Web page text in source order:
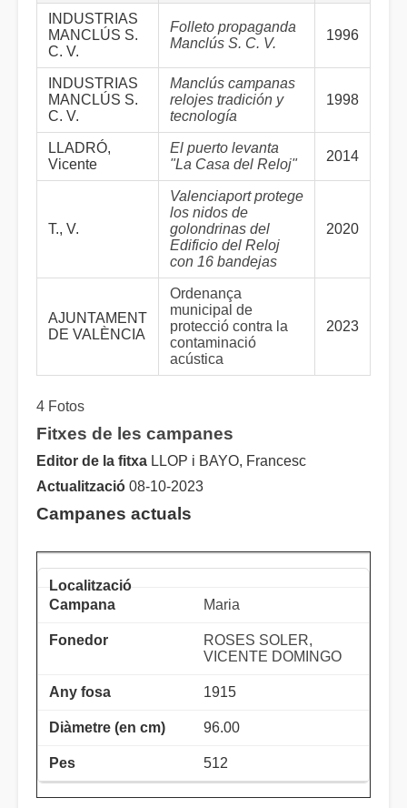
INDUSTRIAS
MANCLÚS S.
C. V.
Folleto propaganda
Manclús S. C. V.
1996
INDUSTRIAS
MANCLÚS S.
C. V.
Manclús campanas
relojes tradición y
tecnología
1998
LLADRÓ,
Vicente
El puerto levanta
"La Casa del Reloj"
2014
T., V.
Valenciaport protege
los nidos de
golondrinas del
Edificio del Reloj
con 16 bandejas
2020
AJUNTAMENT
DE VALÈNCIA
Ordenança
municipal de
protecció contra la
contaminació
acústica
2023
4 Fotos
Fitxes de les campanes
Editor de la fitxa LLOP i BAYO, Francesc
Actualització 08-10-2023
Campanes actuals
Maria
ROSES SOLER,
VICENTE DOMINGO
1915
96.00
512